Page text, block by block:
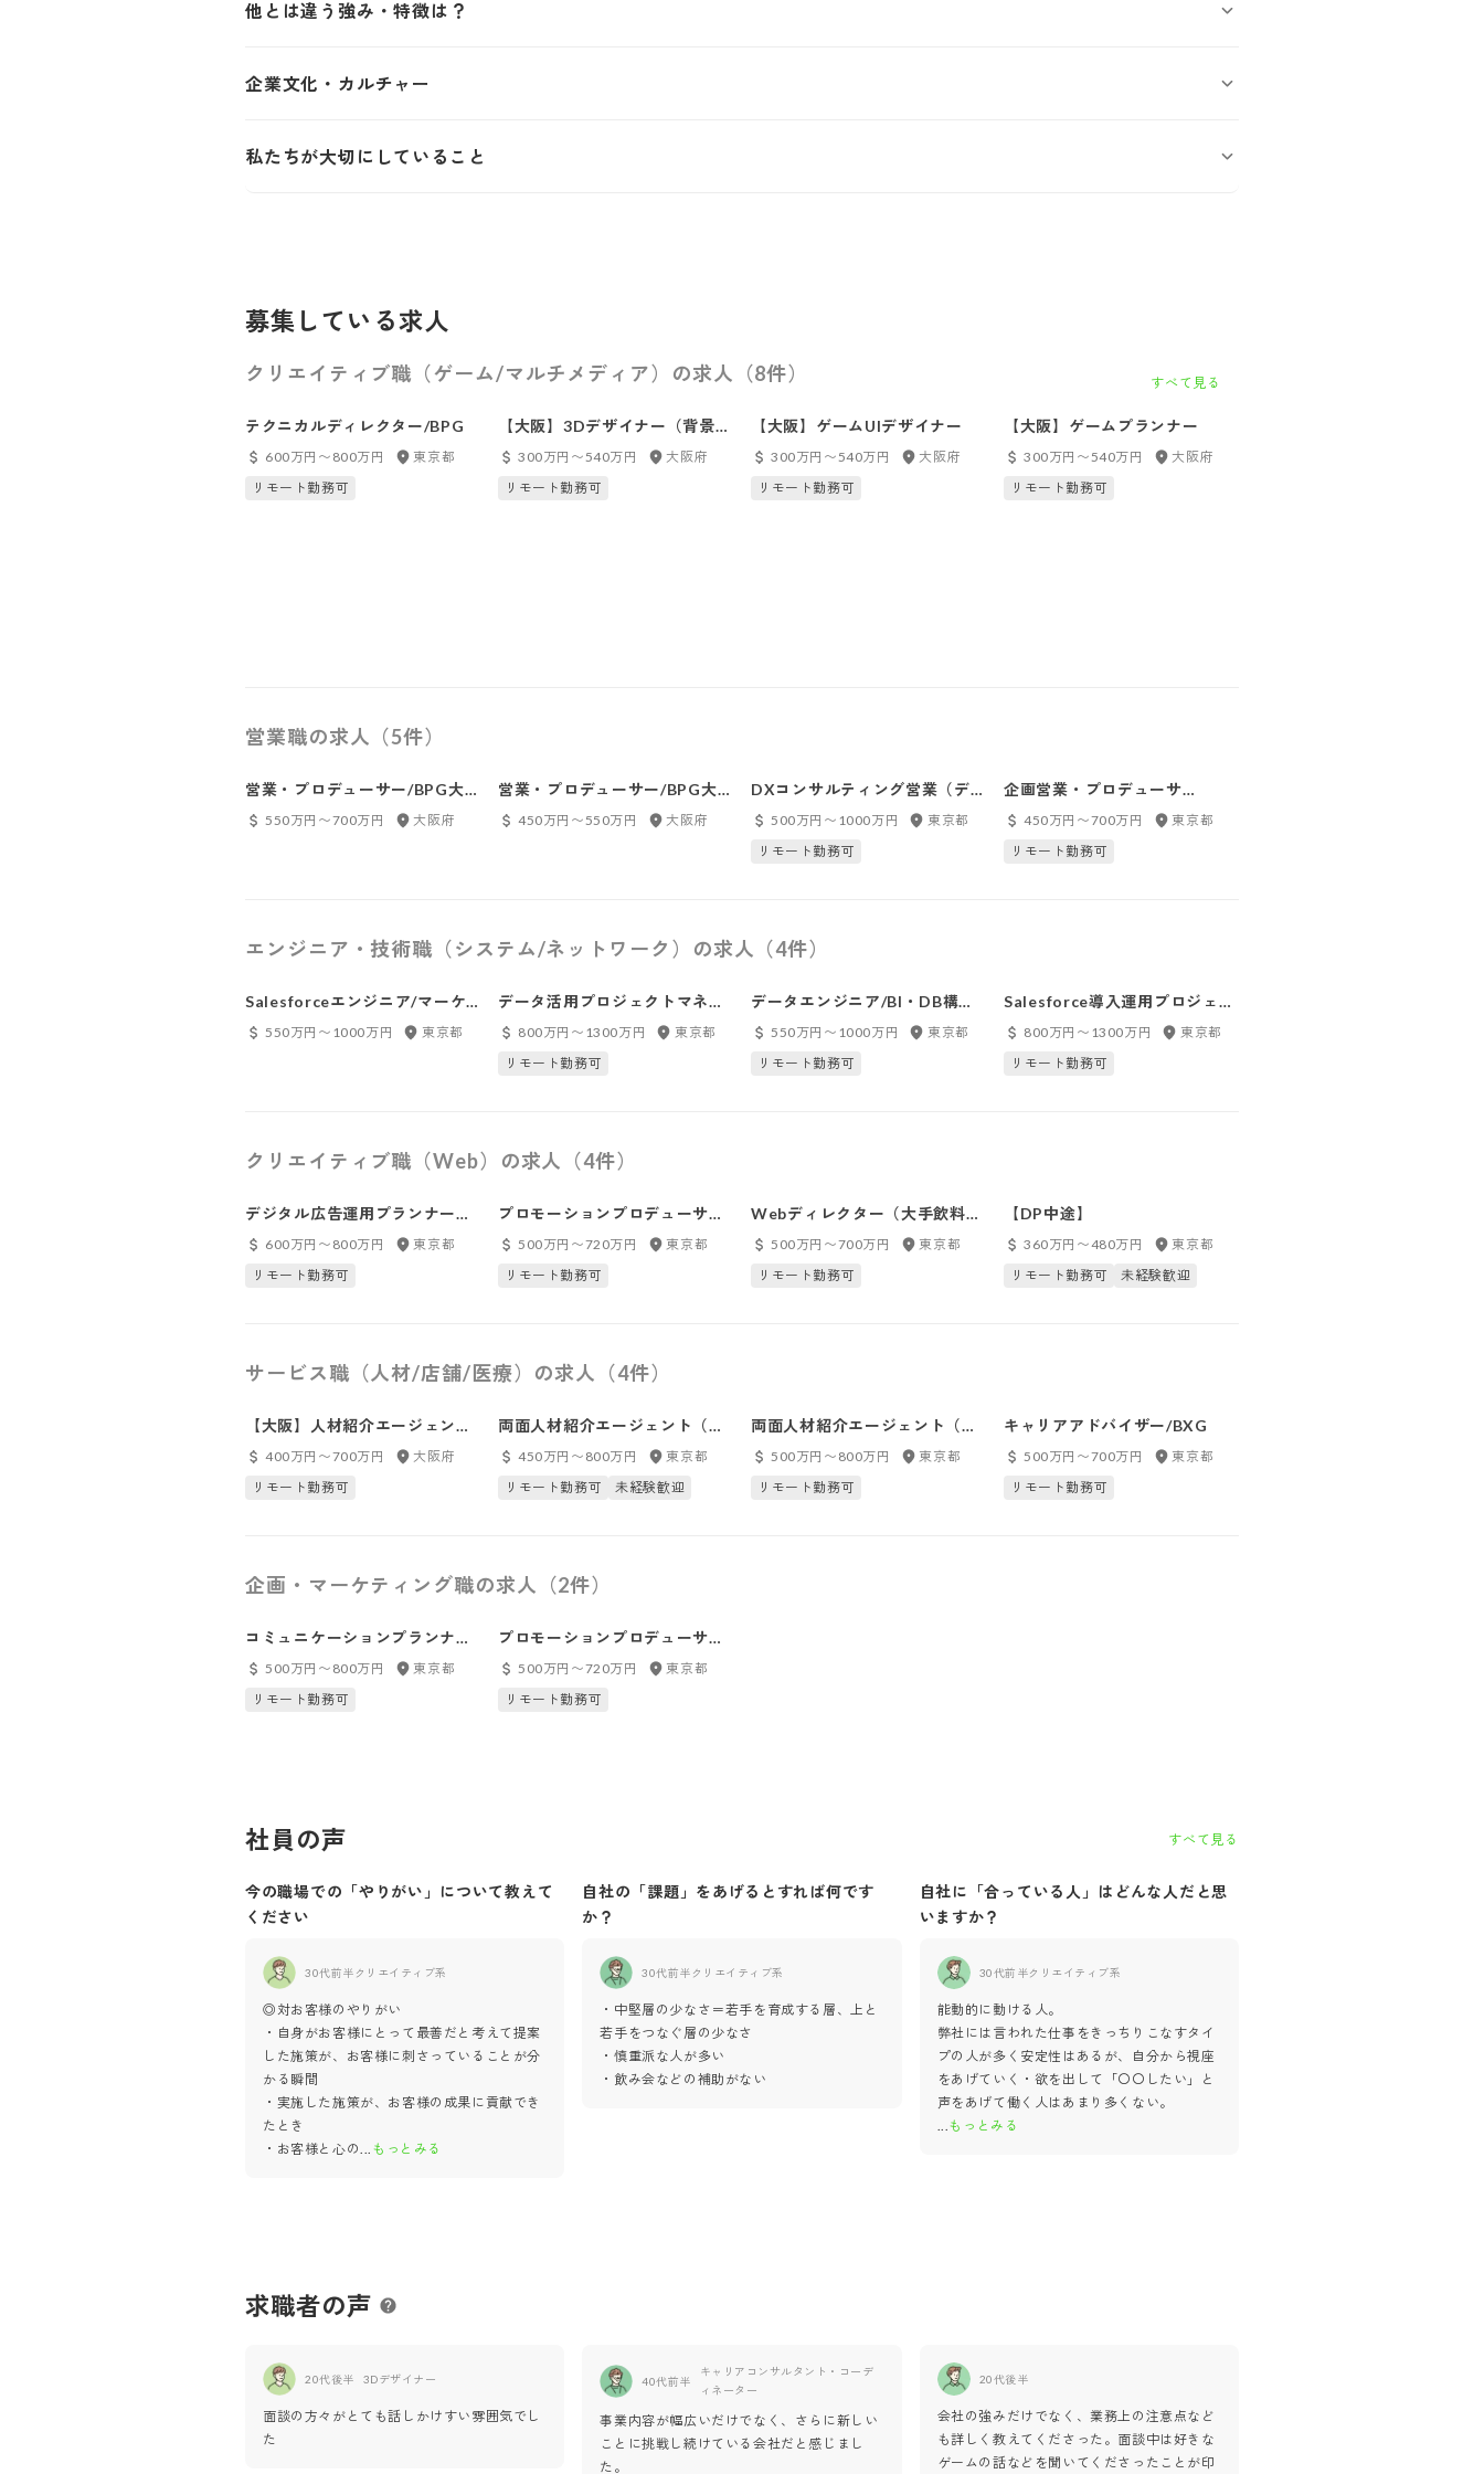
他とは違う強み・特徴は？
企業文化・カルチャー
私たちが大切にしていること
募集している求人
クリエイティブ職（ゲーム/マルチメディア）の求人（8件） すべて見る
テクニカルディレクター/BPG
600万円〜800万円
東京都
リモート勤務可
【大阪】3Dデザイナー（背景モ
デリング）
300万円〜540万円
大阪府
リモート勤務可
【大阪】ゲームUIデザイナー
300万円〜540万円
大阪府
リモート勤務可
【大阪】ゲームプランナー
300万円〜540万円
大阪府
リモート勤務可
営業職の求人（5件）
営業・プロデューサー/BPG大
阪 550万円〜700万円 大阪府
営業・プロデューサー/BPG大
阪 450万円〜550万円 大阪府
DXコンサルティング営業（デ
ジタルマーケティング、人材領
500万円〜1000万円
東京都
リモート勤務可
企画営業・プロデューサ
ー/BPG
450万円〜700万円
東京都
リモート勤務可
エンジニア・技術職（システム/ネットワーク）の求人（4件）
Salesforceエンジニア/マーケ
ティング領域/BXG
550万円〜1000万円 東京都
データ活用プロジェクトマネー
ジャー/BXG
800万円〜1300万円
東京都
リモート勤務可
データエンジニア/BI・DB構
築/BXG
550万円〜1000万円
東京都
リモート勤務可
Salesforce導入運用プロジェク
トマネージャー/エンジニ
800万円〜1300万円
東京都
リモート勤務可
クリエイティブ職（Web）の求人（4件）
デジタル広告運用プランナー＆
ディレクター/BPG
600万円〜800万円
東京都
リモート勤務可
プロモーションプロデューサー
（金融業界担当）
500万円〜720万円
東京都
リモート勤務可
Webディレクター（大手飲料メ
ーカー案件）
500万円〜700万円
東京都
リモート勤務可
【DP中途】
360万円〜480万円
東京都
リモート勤務可
未経験歓迎
サービス職（人材/店舗/医療）の求人（4件）
【大阪】人材紹介エージェント
（ゲーム・エンタメ業界 ）
400万円〜700万円
大阪府
リモート勤務可
両面人材紹介エージェント（未
経験者）
450万円〜800万円
東京都
リモート勤務可
未経験歓迎
両面人材紹介エージェント（経
験者）
500万円〜800万円
東京都
リモート勤務可
キャリアアドバイザー/BXG
500万円〜700万円
東京都
リモート勤務可
企画・マーケティング職の求人（2件）
コミュニケーションプランナ
ー/BPG
500万円〜800万円
東京都
リモート勤務可
プロモーションプロデューサー
（中央省庁・自治体案件担当）
500万円〜720万円
東京都
リモート勤務可
社員の声 すべて見る
今の職場での「やりがい」について教えて
ください
30代前半 クリエイティブ系
◎対お客様のやりがい
・自身がお客様にとって最善だと考えて提案
した施策が、お客様に刺さっていることが分
かる瞬間
・実施した施策が、お客様の成果に貢献でき
たとき
・お客様と心の... もっとみる
自社の「課題」をあげるとすれば何です
か？
30代前半 クリエイティブ系
・中堅層の少なさ＝若手を育成する層、上と
若手をつなぐ層の少なさ
・慎重派な人が多い
・飲み会などの補助がない
自社に「合っている人」はどんな人だと思
いますか？
30代前半クリエイティブ系
能動的に動ける人。
弊社には言われた仕事をきっちりこなすタイ
プの人が多く安定性はあるが、自分から視座
をあげていく・欲を出して「〇〇したい」と
声をあげて働く人はあまり多くない。
...もっとみる
求職者の声
20代後半 3Dデザイナー
面談の方々がとても話しかけすい雰囲気でし
た
40代前半
キャリアコンサルタント・コーデ
ィネーター
事業内容が幅広いだけでなく、さらに新しい
ことに挑戦し続けている会社だと感じまし
た。
20代後半
会社の強みだけでなく、業務上の注意点など
も詳しく教えてくださった。面談中は好きな
ゲームの話などを聞いてくださったことが印